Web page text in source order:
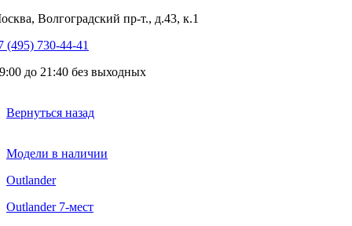
Волгоградский пр-т., д.43, к.1
(495) 730-44-41
до 21:40 без выходных
Вернуться назад
Модели в наличии
Outlander
Outlander 7-мест